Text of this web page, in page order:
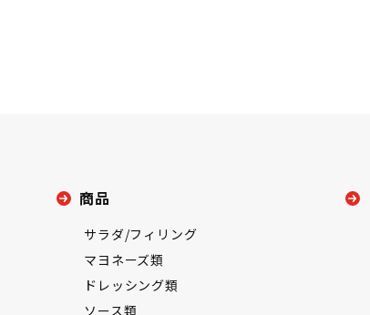
商品
サラダ/フィリング
マヨネーズ類
ドレッシング類
ソース類